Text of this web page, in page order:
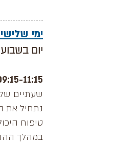
ימי שלישי
יום
09:15-11:15 | ענת
שעתיים
נתחיל את
טיפוח
במהלך